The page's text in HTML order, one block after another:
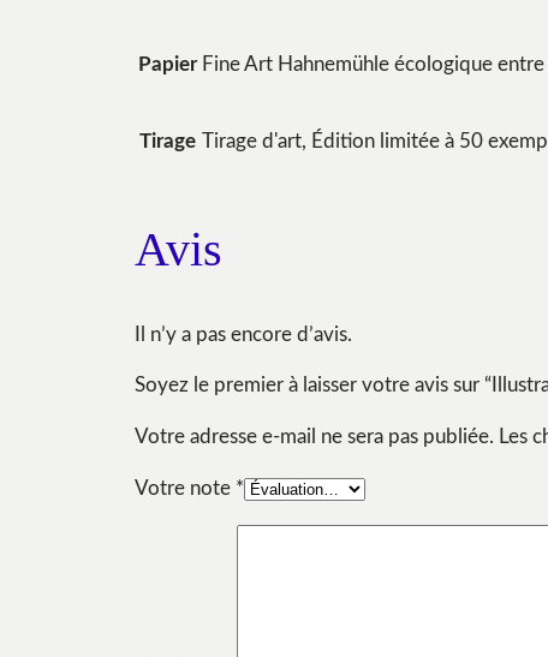
Papier Fine Art Hahnemühle écologique
Tirage Tirage d'art, Édition limitée à 50
Avis
Il n’y a pas encore d’avis.
Soyez le premier à laisser votre avis sur
Votre adresse e-mail ne sera pas publiée. Les
Votre note *